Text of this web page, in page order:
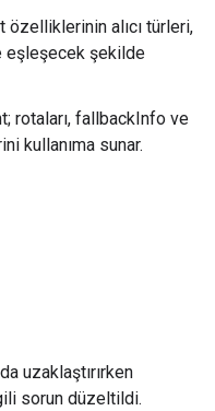
özelliklerinin alıcı türleri,
eşleşecek şekilde
rotaları, fallbackInfo ve
kullanıma sunar.
uzaklaştırırken
sorun düzeltildi.